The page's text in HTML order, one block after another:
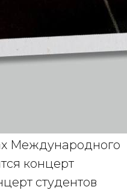
Международного
концерт
студентов